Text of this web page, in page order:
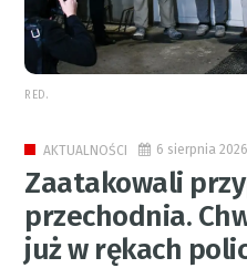
RED.
AKTUALNOŚCI 6 sierpnia 2026
Zaatakowali
przechodnia.
już w rękach